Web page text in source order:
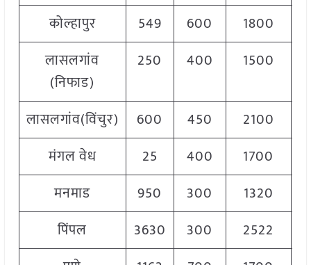
कोल्हापुर
549 600 1800
लासलगांव
(निफाड)
250 400 1500
लासलगांव(विंचुर) 600 450 2100
मंगल वेध
25 400 1700
मनमाड
950 300 1320
पिंपल
3630 300 2522